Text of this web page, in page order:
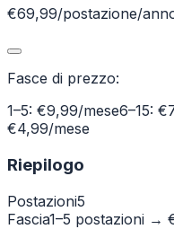
€69,99/postazione/
Fasce di prezzo:
1–5: €9,99/mese6–15:
€4,99/mese
Riepilogo
Postazioni5
Fascia1–5 postazioni →